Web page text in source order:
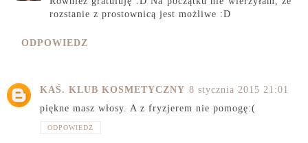
rozstanie z prostownicą jest możliwe :D
ODPOWIEDZ
KAŚ. KLUB KOSMETYCZNY 8 stycznia 2015 21:01
piękne masz włosy. A z fryzjerem nie pomogę:(
ODPOWIEDZ